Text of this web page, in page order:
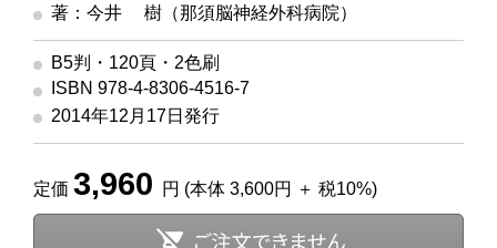
著：今井 樹（那須脳神経外科病院）
B5判・120頁・2色刷
ISBN 978-4-8306-4516-7
2014年12月17日発行
定価 3,960 円 (本体 3,600円 ＋ 税10%)